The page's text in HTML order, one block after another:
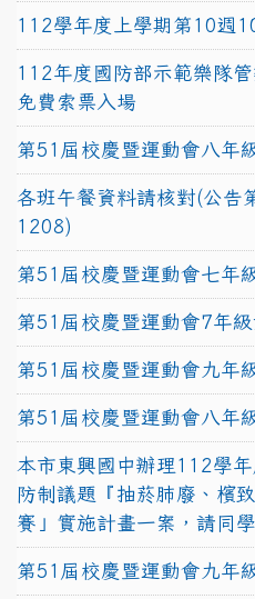
112學年度上學期第10週
112年度國防部示範樂隊
免費索票入場
第51屆校慶暨運動會八年
各班午餐資料請核對(公告
1208)
第51屆校慶暨運動會七年
第51屆校慶暨運動會7年
第51屆校慶暨運動會九年
第51屆校慶暨運動會八年
本市東興國中辦理112學
防制議題『抽菸肺廢、檳
賽」實施計畫一案，請同
第51屆校慶暨運動會九年